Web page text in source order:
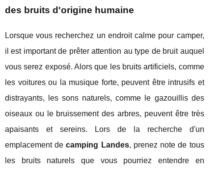
des bruits d'origine humaine
Lorsque vous recherchez un endroit calme pour camper,
il est important de prêter attention au type de bruit auquel
vous serez exposé. Alors que les bruits artificiels, comme
les voitures ou la musique forte, peuvent être intrusifs et
distrayants, les sons naturels, comme le gazouillis des
oiseaux ou le bruissement des arbres, peuvent être très
apaisants et sereins. Lors de la recherche d'un
emplacement de camping Landes, prenez note de tous
les bruits naturels que vous pourriez entendre en